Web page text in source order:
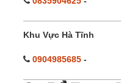
Khu Vực Hà Tĩnh
0904985685 -